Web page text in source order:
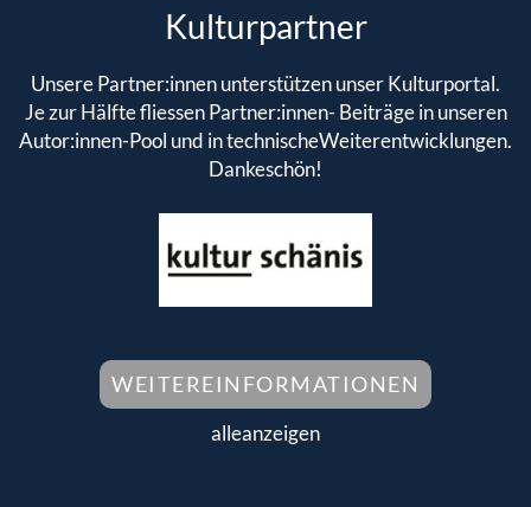
Kulturpartner
Unsere Partner:innen unterstützen unser Kulturportal.
Je zur Hälfte fliessen Partner:innen- Beiträge in unseren
Autor:innen-Pool und in technischeWeiterentwicklungen.
Dankeschön!
WEITEREINFORMATIONEN
alleanzeigen